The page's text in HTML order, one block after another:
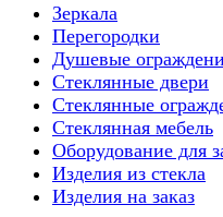
Зеркала
Перегородки
Душевые
Стеклянные двери
Стеклянные
Стеклянная мебель
Оборудование для
Изделия из стекла
Изделия на заказ